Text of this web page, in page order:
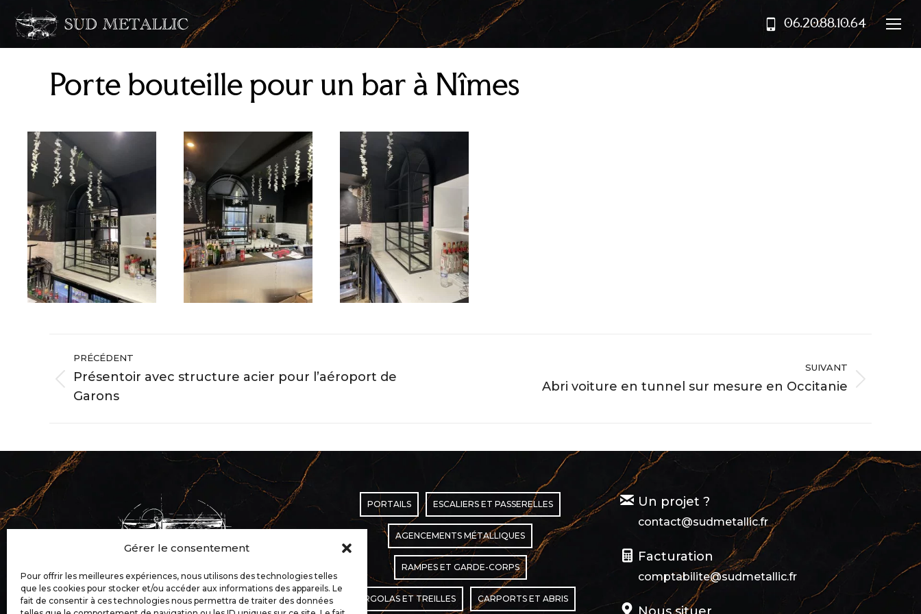
Gérer le consentement
Pour offrir les meilleures expériences, nous utilisons des technologies telles
que les cookies pour stocker et/ou accéder aux informations des appareils. Le
fait de consentir à ces technologies nous permettra de traiter des données
06.20.88.10.64
Porte bouteille pour un bar à Nîmes
Navigation
album
PRÉCÉDENT
précédent
Présentoir avec structure acier pour l’aéroport de
Garons
SUIVANT
Abri voiture en tunnel sur mesure en Occitanie
PORTAILS ESCALIERS ET PASSERELLES
AGENCEMENTS MÉTALLIQUES
RAMPES ET GARDE-CORPS
PERGOLAS ET TREILLES CARPORTS ET ABRIS
Un projet ?
contact@sudmetallic.fr
Facturation
comptabilite@sudmetallic.fr